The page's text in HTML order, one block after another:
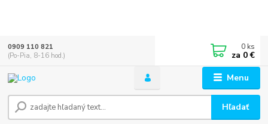
Menu
Hľadať
0909 110 821
(Po-Pia, 8-16 hod.)
0 ks
za 0 €